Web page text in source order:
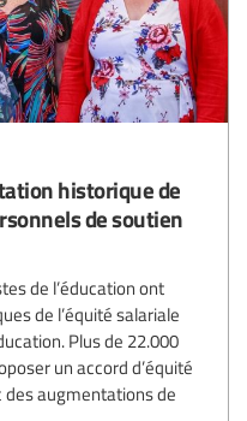
historique de
de soutien
de l’éducation ont
de l’équité salariale
Plus de 22.000
un accord d’équité
des augmentations de